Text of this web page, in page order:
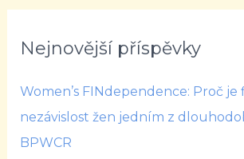
Nejnovější příspěvky
Women’s FINdependence: Proč je
nezávislost žen jedním z
BPWCR